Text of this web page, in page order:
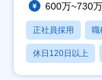
600万~730万
正社員採用 職
休日120日以上